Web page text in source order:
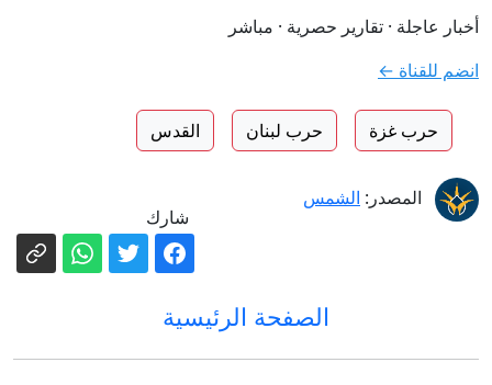
أخبار عاجلة · تقارير حصرية · مباشر
انضم للقناة ←
حرب غزة حرب لبنان القدس
المصدر: الشمس
شارك
الصفحة الرئيسية